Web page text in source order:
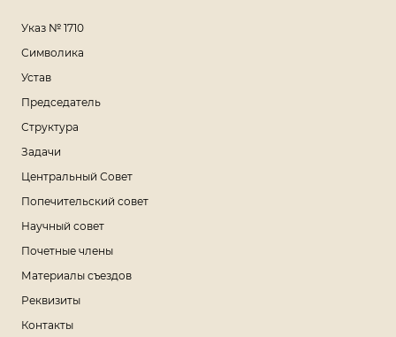
Указ № 1710
Символика
Устав
Председатель
Структура
Задачи
Центральный Совет
Попечительский совет
Научный совет
Почетные члены
Материалы съездов
Реквизиты
Контакты